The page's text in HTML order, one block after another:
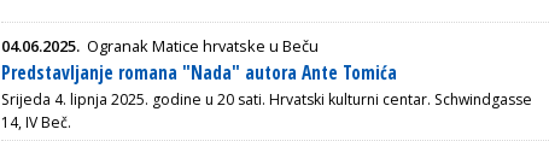
04.06.2025. Ogranak Matice hrvatske u Beču
Predstavljanje romana "Nada" autora Ante Tomića
Srijeda 4. lipnja 2025. godine u 20 sati. Hrvatski kulturni centar. Schwindgasse
14, IV Beč.